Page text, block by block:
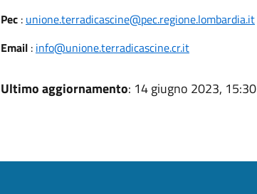
Pec: unione.terradicascine@pec.regione.lombardia.it
Email: info@unione.terradicascine.cr.it
Ultimo aggiornamento: 14 giugno 2023, 15:30